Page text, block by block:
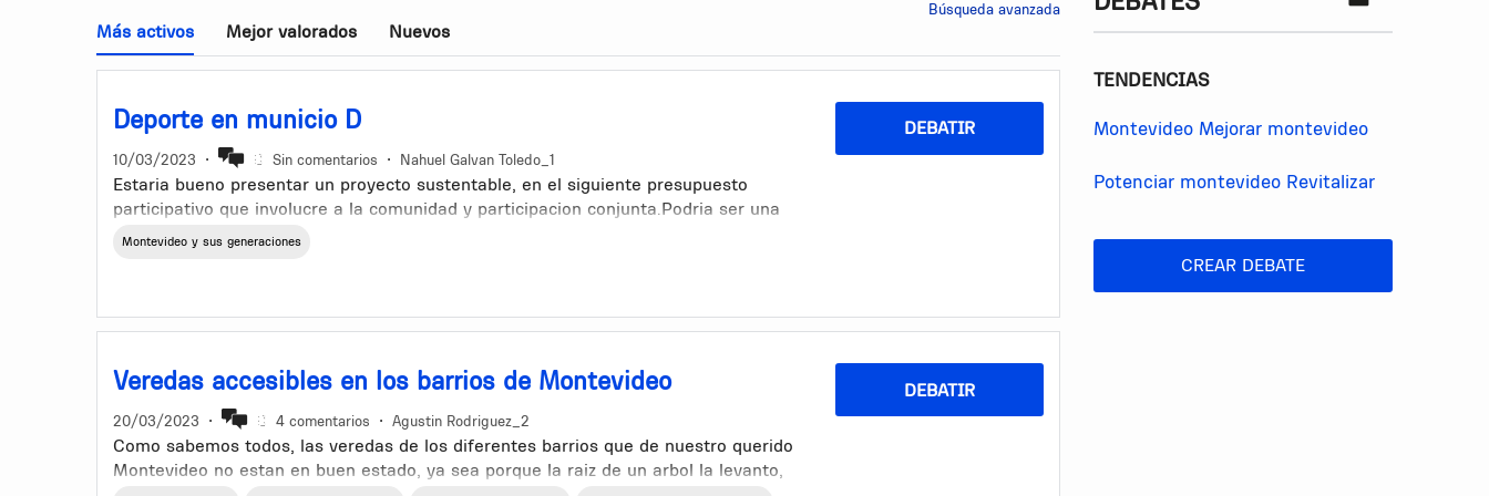
Búsqueda avanzada
Más activos Mejor valorados Nuevos
Deporte en municio D
10/03/2023 • Sin comentarios • Nahuel Galvan Toledo_1
Estaria bueno presentar un proyecto sustentable, en el siguiente presupuesto
participativo que involucre a la comunidad y participacion conjunta.Podria ser una
carrera ejemplo 5k con fines no lucrativos que puedan donar ejemplo material
Montevideo y sus generaciones
DEBATIR
Veredas accesibles en los barrios de Montevideo
20/03/2023 • 4 comentarios • Agustin Rodriguez_2
Como sabemos todos, las veredas de los diferentes barrios que de nuestro querido
Montevideo no estan en buen estado, ya sea porque la raiz de un arbol la levanto,
DEBATIR
TENDENCIAS
Montevideo Mejorar montevideo
Potenciar montevideo Revitalizar
CREAR DEBATE